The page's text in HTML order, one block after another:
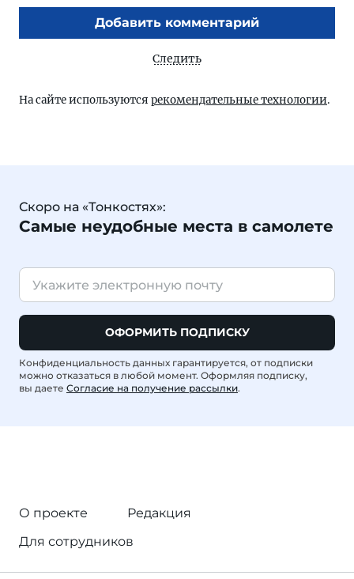
Добавить комментарий
Следить
На сайте используются рекомендательные технологии.
Скоро на «Тонкостях»:
Самые неудобные места в самолете
ОФОРМИТЬ ПОДПИСКУ
Конфиденциальность данных гарантируется, от подписки
можно отказаться в любой момент. Оформляя подписку,
вы даете Согласие на получение рассылки.
О проекте
Редакция
Для сотрудников